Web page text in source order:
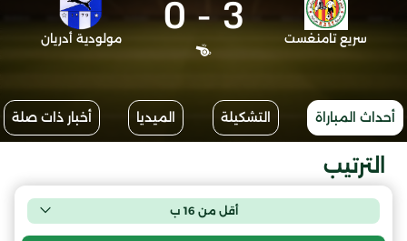
سريع تامنغست 3
-
0 مولودية أدريان
أحداث المباراة التشكيلة الميديا أخبار ذات صلة
الترتيب
أقل من 16 ب